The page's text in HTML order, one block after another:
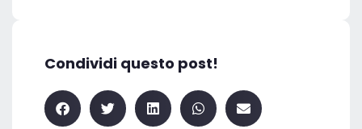
Condividi questo post!